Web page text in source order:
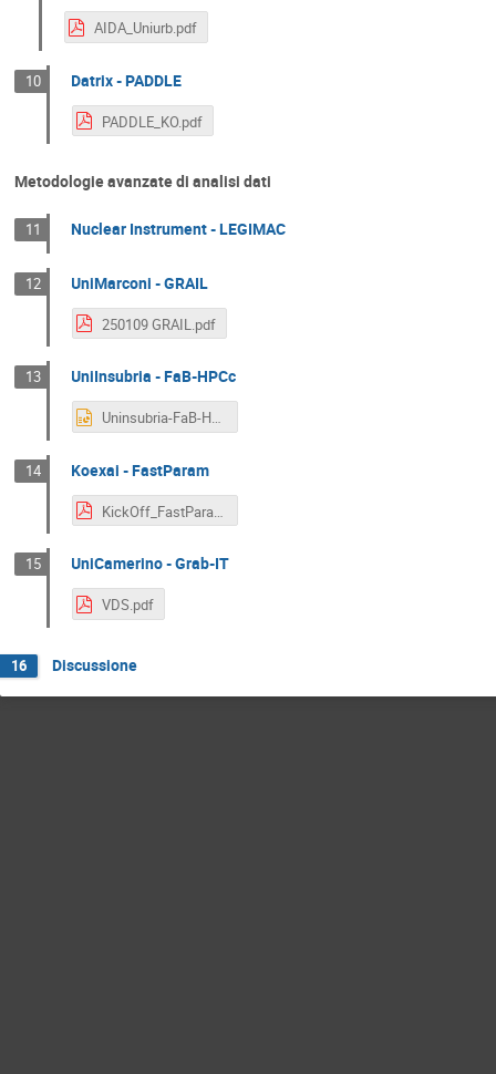
AIDA_Uniurb.pdf
10 Datrix - PADDLE
PADDLE_KO.pdf
Metodologie avanzate di analisi dati
11 Nuclear Instrument - LEGIMAC
12 UniMarconi - GRAIL
250109 GRAIL.pdf
13 UniInsubria - FaB-HPCc
Uninsubria-FaB-HPCc.pptx
14 Koexai - FastParam
KickOff_FastParam_Koexai.pdf
15 UniCamerino - Grab-IT
VDS.pdf
16 Discussione